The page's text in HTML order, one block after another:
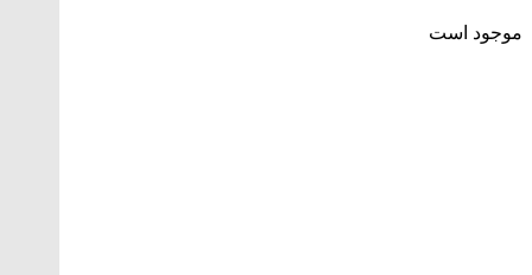
موجود است